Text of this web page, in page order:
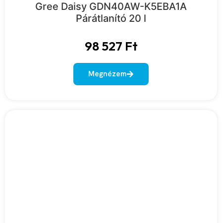
Gree Daisy GDN40AW-K5EBA1A
Párátlanító 20 l
98 527 Ft
Megnézem